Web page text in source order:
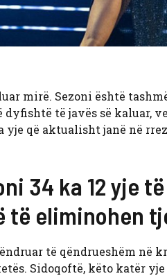
mirë. Sezoni është
të javës së kaluar,
yje që aktualisht janë në
34 ka 12 yje
të eliminohen
të qëndrueshëm në
Sidoqoftë, këto katër